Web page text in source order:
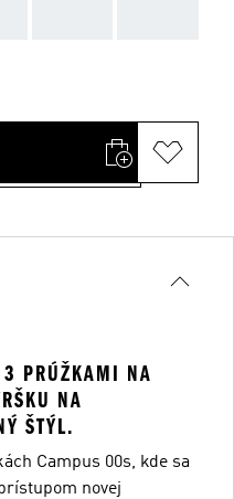
PRÚŽKAMI NA
NA
ŠTÝL.
Campus 00s, kde sa
novej